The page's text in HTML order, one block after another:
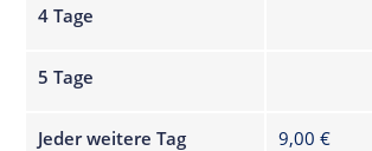
4 Tage
5 Tage
Jeder weitere Tag 9,00 €